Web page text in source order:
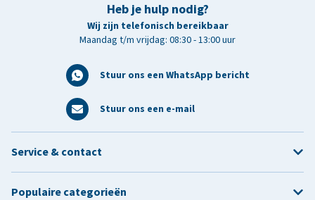
Heb je hulp nodig?
Wij zijn telefonisch bereikbaar
Maandag t/m vrijdag: 08:30 - 13:00 uur
Stuur ons een WhatsApp bericht
Stuur ons een e-mail
Service & contact
Populaire categorieën